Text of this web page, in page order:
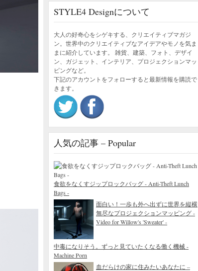
STYLE4 Designについて
大人の好奇心をシゲキする、クリエイティブマガジ
ン。世界中のクリエイティブなアイデアやモノを気ま
まに紹介しています。 雑貨、建築、フォト、デザイ
ン、ガジェット、インテリア、プロジェクションマッ
ピングなど。
下記のアカウントをフォローすると最新情報を購読で
きます。
人気の記事 – Popular
食欲をなくすジップロックバッグ - Anti-Theft Lunch
Bags -
面白い！一歩も外へ出ずに世界を縦横
無尽なプロジェクションマッピング -
Video for Willow's 'Sweater' -
中毒になりそう。ずっと見ていたくなる働く機械 -
Machine Porn
血だらけの家に住みたいあなたに –